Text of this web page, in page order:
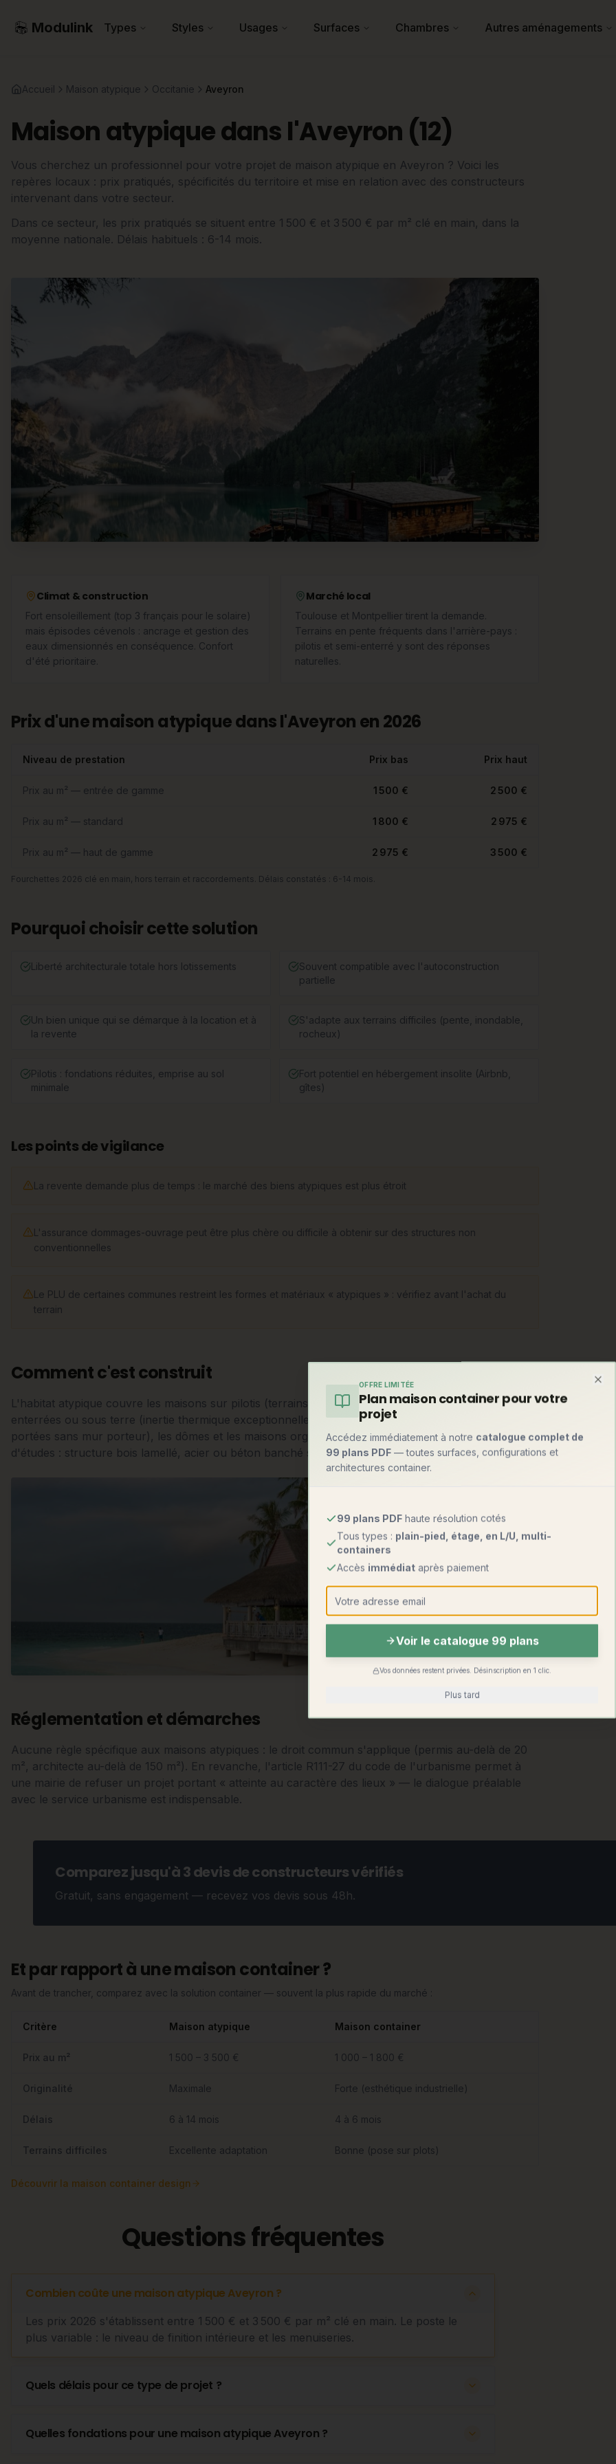
Modulink Types Styles Usages Surfaces Chambres Autres aménagements
Accueil Maison atypique Occitanie Aveyron
Maison atypique dans l'Aveyron (12)
Vous cherchez un professionnel pour votre projet de maison atypique en Aveyron ? Voici les
repères locaux : prix pratiqués, spécificités du territoire et mise en relation avec des constructeurs
intervenant dans votre secteur.
Dans ce secteur, les prix pratiqués se situent entre 1 500 € et 3 500 € par m² clé en main, dans la
moyenne nationale. Délais habituels : 6-14 mois.
Climat & construction
Fort ensoleillement (top 3 français pour le solaire)
mais épisodes cévenols : ancrage et gestion des
eaux dimensionnés en conséquence. Confort
d'été prioritaire.
Marché local
Toulouse et Montpellier tirent la demande.
Terrains en pente fréquents dans l'arrière-pays :
pilotis et semi-enterré y sont des réponses
naturelles.
Prix d'une maison atypique dans l'Aveyron en 2026
Niveau de prestation Prix bas Prix haut
Prix au m² — entrée de gamme 1 500 € 2 500 €
Prix au m² — standard 1 800 € 2 975 €
Prix au m² — haut de gamme 2 975 € 3 500 €
Fourchettes 2026 clé en main, hors terrain et raccordements. Délais constatés : 6-14 mois.
Pourquoi choisir cette solution
Liberté architecturale totale hors lotissements
Souvent compatible avec l'autoconstruction
partielle
Un bien unique qui se démarque à la location et à
la revente
S'adapte aux terrains difficiles (pente, inondable,
rocheux)
Pilotis : fondations réduites, emprise au sol
minimale
Fort potentiel en hébergement insolite (Airbnb,
gîtes)
Les points de vigilance
La revente demande plus de temps : le marché des biens atypiques est plus étroit
L'assurance dommages-ouvrage peut être plus chère ou difficile à obtenir sur des structures non
conventionnelles
Le PLU de certaines communes restreint les formes et matériaux « atypiques » : vérifiez avant l'achat du
terrain
Comment c'est construit
L'habitat atypique couvre les maisons sur pilotis (terrains en pente ou inondables), les maisons semi-
enterrées ou sous terre (inertie thermique exceptionnelle), les structures métalliques (grandes
portées sans mur porteur), les dômes et les maisons organiques. Chaque forme impose son bureau
d'études : structure bois lamellé, acier ou béton banché selon le concept.
Réglementation et démarches
Aucune règle spécifique aux maisons atypiques : le droit commun s'applique (permis au-delà de 20
m², architecte au-delà de 150 m²). En revanche, l'article R111-27 du code de l'urbanisme permet à
une mairie de refuser un projet portant « atteinte au caractère des lieux » — le dialogue préalable
avec le service urbanisme est indispensable.
Comparez jusqu'à 3 devis de constructeurs vérifiés
Gratuit, sans engagement — recevez vos devis sous 48h.
Et par rapport à une maison container ?
Avant de trancher, comparez avec la solution container — souvent la plus rapide du marché :
Critère Maison atypique Maison container
Prix au m² 1 500 – 3 500 € 1 000 – 1 800 €
Originalité Maximale Forte (esthétique industrielle)
Délais 6 à 14 mois 4 à 6 mois
Terrains difficiles Excellente adaptation Bonne (pose sur plots)
Découvrir la maison container design
Questions fréquentes
Combien coûte une maison atypique Aveyron ?
Les prix 2026 s'établissent entre 1 500 € et 3 500 € par m² clé en main. Le poste le
plus variable : le niveau de finition intérieure et les menuiseries.
Quels délais pour ce type de projet ?
Quelles fondations pour une maison atypique Aveyron ?
OFFRE LIMITÉE
Plan maison container pour votre
projet
Accédez immédiatement à notre catalogue complet de
99 plans PDF — toutes surfaces, configurations et
architectures container.
99 plans PDF haute résolution cotés
Tous types : plain-pied, étage, en L/U, multi-
containers
Accès immédiat après paiement
Voir le catalogue 99 plans
Vos données restent privées. Désinscription en 1 clic.
Plus tard